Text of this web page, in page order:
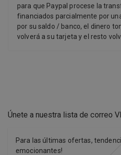
para que Paypal procese la
financiados parcialmente por
por su saldo / banco, el dinero
volverá a su tarjeta y el resto
Únete a nuestra lista de correo
Para las últimas ofertas,
emocionantes!